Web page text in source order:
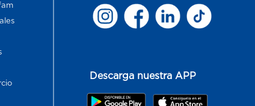
Descarga nuestra APP